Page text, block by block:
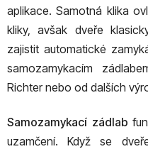
aplikace. Samotná klika
kliky, avšak dveře
zajistit automatické
samozamykacím
Richter nebo od dalších
Samozamykací zádlab
uzamčení. Když se